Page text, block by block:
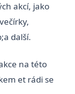
akcí, jako
další.
na této
et rádi se